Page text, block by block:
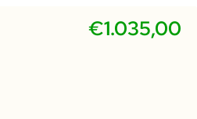
€1.035,00